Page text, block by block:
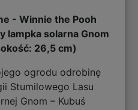
- Winnie the Pooh
lampka solarna Gnom
26,5 cm)
ogrodu odrobinę
Stumilowego Lasu
Gnom – Kubuś